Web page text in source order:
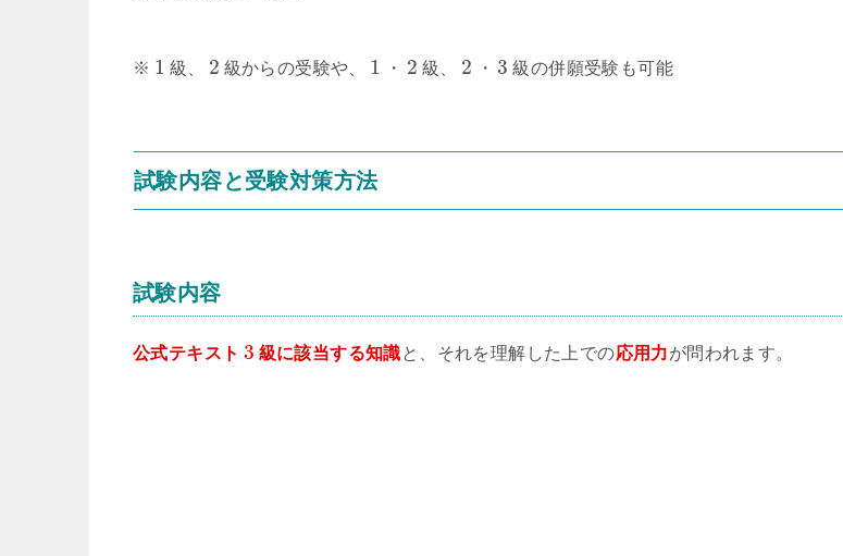
※ 1 級、 2 級からの受験や、 1 ・ 2 級、 2 ・ 3 級の併願受験も可能
試験内容と受験対策方法
試験内容
公式テキスト 3 級に該当する知識と、それを理解した上での応用力が問われます。